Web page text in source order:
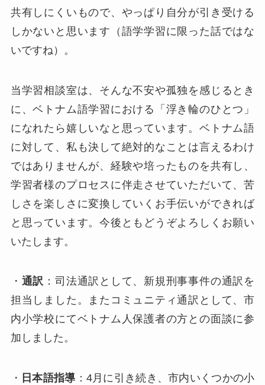
共有しにくいもので、やっぱり自分が引き受ける
しかないと思います（語学学習に限った話ではな
いですね）。
当学習相談室は、そんな不安や孤独を感じるとき
に、ベトナム語学習における「浮き輪のひとつ」
になれたら嬉しいなと思っています。ベトナム語
に対して、私も決して絶対的なことは言えるわけ
ではありませんが、経験や培ったものを共有し、
学習者様のプロセスに伴走させていただいて、苦
しさを楽しさに変換していくお手伝いができれば
と思っています。今後ともどうぞよろしくお願い
いたします。
・ 通訳 ：司法通訳として、新規刑事事件の通訳を
担当しました。またコミュニティ通訳として、市
内小学校にてベトナム人保護者の方との面談に参
加しました。
・ 日本語指導 ：4月に引き続き、市内いくつかの小